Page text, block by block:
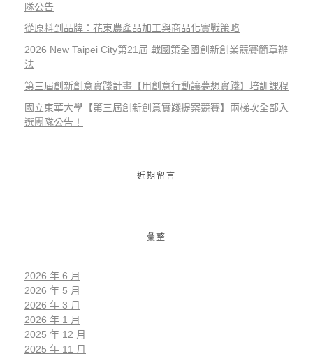
隊公告
從原料到品牌：花東農產品加工與商品化實戰策略
2026 New Taipei City第21屆 戰國策全國創新創業競賽簡章辦
法
第三屆創新創意實踐計畫【用創意行動讓夢想實踐】培訓課程
國立東華大學【第三屆創新創意實踐提案競賽】兩梯次全部入
選團隊公告！
近期留言
彙整
2026 年 6 月
2026 年 5 月
2026 年 3 月
2026 年 1 月
2025 年 12 月
2025 年 11 月